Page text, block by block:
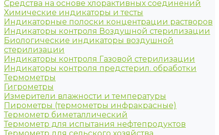
Средства на основе хлорактивных соединений
Химические индикаторы и тесты
Индикаторные полоски концентрации растворов
Индикаторы контроля Воздушной стерилизации
Биологические индикаторы воздушной
стерилизации
Индикаторы контроля Газовой стерилизации
Индикаторы контроля предстерил. обработки
Термометры
Гигрометры
Измерители влажности и температуры
Пирометры (термометры инфракрасные)
Термометр биметаллический
Термометр для испытания нефтепродуктов